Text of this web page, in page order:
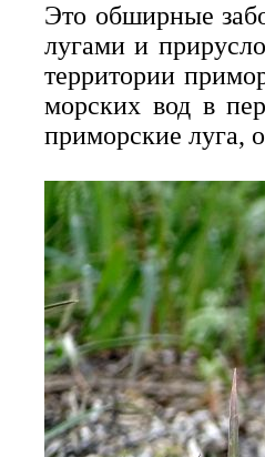
Это обширные
лугами и
территории
морских вод в
приморские луга,